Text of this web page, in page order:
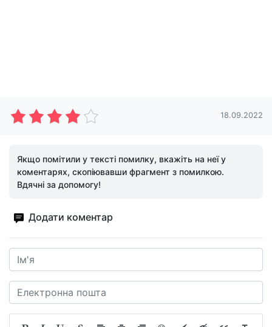
18.09.2022
Якщо помітили у тексті помилку, вкажіть на неї у
коментарях, скопіювавши фрагмент з помилкою.
Вдячні за допомогу!
Додати коментар